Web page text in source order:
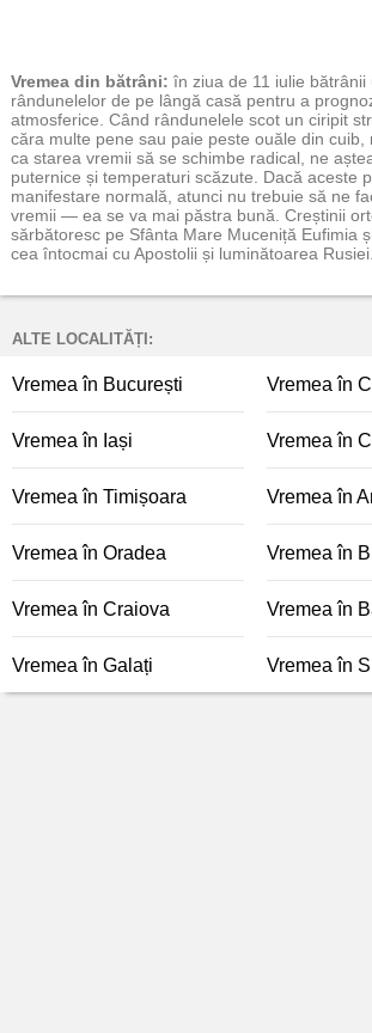
Vremea din bătrâni: în ziua de 11 iulie
rândunelelor de pe lângă casă pentru a
atmosferice. Când rândunelele scot un ciripit
căra multe pene sau paie peste ouăle din cuib,
ca starea vremii să se schimbe radical, ne
puternice și temperaturi scăzute. Dacă aceste
manifestare normală, atunci nu trebuie să ne
vremii — ea se va mai păstra bună. Creștinii
sărbătoresc pe Sfânta Mare Muceniță Eufimia
cea întocmai cu Apostolii și luminătoarea Rusiei.
ALTE LOCALITĂȚI:
Vremea în București Vremea în
Vremea în Iași Vremea în
Vremea în Timișoara Vremea în
Vremea în Oradea Vremea în
Vremea în Craiova Vremea în
Vremea în Galați Vremea în